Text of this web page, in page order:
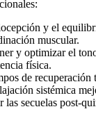
y el
muscular.
y optimizar el
física.
de recuperación
sistémica
las secuelas post-